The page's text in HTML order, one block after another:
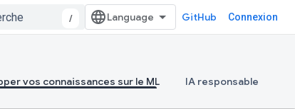
/ GitHub Connexion
vos connaissances sur le ML IA responsable